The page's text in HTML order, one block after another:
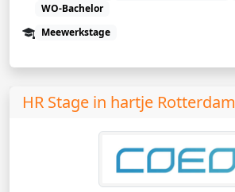
WO-Bachelor
Meewerkstage
HR Stage in hartje Rotterdam